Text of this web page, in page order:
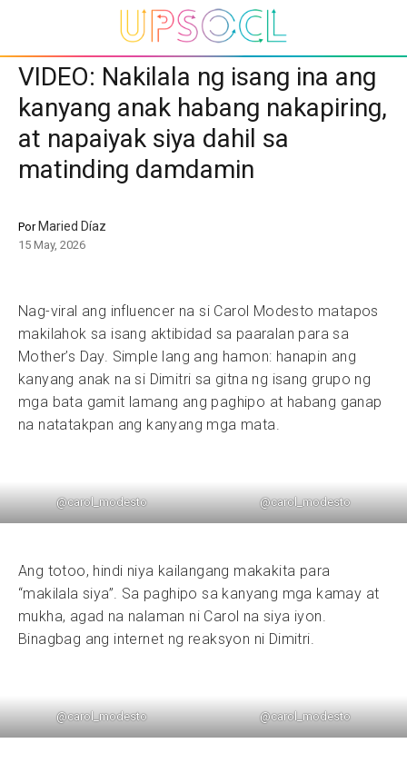
VIDEO: Nakilala ng isang ina ang
kanyang anak habang nakapiring,
at napaiyak siya dahil sa
matinding damdamin
Por Maried Díaz
15 May, 2026
Nag-viral ang influencer na si Carol Modesto matapos
makilahok sa isang aktibidad sa paaralan para sa
Mother’s Day. Simple lang ang hamon: hanapin ang
kanyang anak na si Dimitri sa gitna ng isang grupo ng
mga bata gamit lamang ang paghipo at habang ganap
na natatakpan ang kanyang mga mata.
@carol_modesto @carol_modesto
Ang totoo, hindi niya kailangang makakita para
“makilala siya”. Sa paghipo sa kanyang mga kamay at
mukha, agad na nalaman ni Carol na siya iyon.
Binagbag ang internet ng reaksyon ni Dimitri.
@carol_modesto @carol_modesto